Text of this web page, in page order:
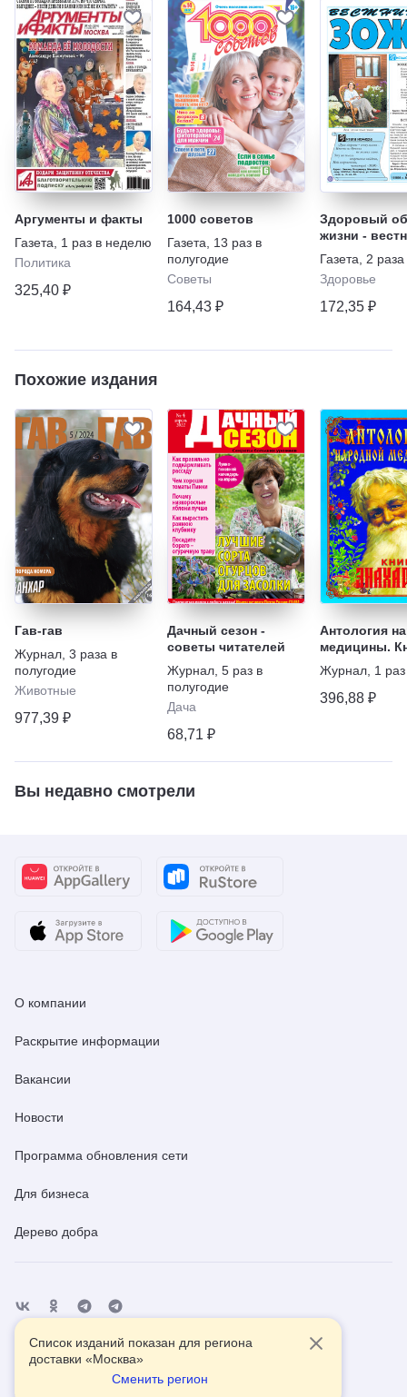
Аргументы и факты
Газета
1 раз в неделю
Политика
325,40 ₽
1000 советов
Газета
13 раз в
полугодие
Советы
164,43 ₽
Здоровый
жизни -
"ЗОЖ"
Газета
2
Здоровье
172,35 ₽
Похожие издания
Гав-гав
Журнал 3 раза в
полугодие
Животные
977,39 ₽
Дачный сезон -
советы читателей
Журнал 5 раз в
полугодие
Дача
68,71 ₽
Антология
медицины.
Знахаря.
Журнал 1
396,88 ₽
Вы недавно смотрели
О компании
Раскрытие информации
Вакансии
Новости
Программа обновления сети
Для бизнеса
Дерево добра
Помощь Контакты
Список изданий показан для региона
доставки «Москва»
Сменить регион